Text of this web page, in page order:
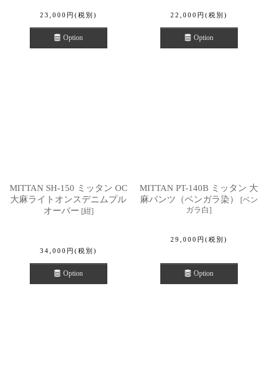
23,000 円 (税別)
Option
22,000 円 (税別)
Option
MITTAN SH-150 ミッタン OC
大麻ライトオンスデニムプル
オーバー [紺]
34,000 円 (税別)
Option
MITTAN PT-140B ミッタン 大
麻パンツ（ベンガラ染）
[ベン
ガラ白]
29,000 円 (税別)
Option